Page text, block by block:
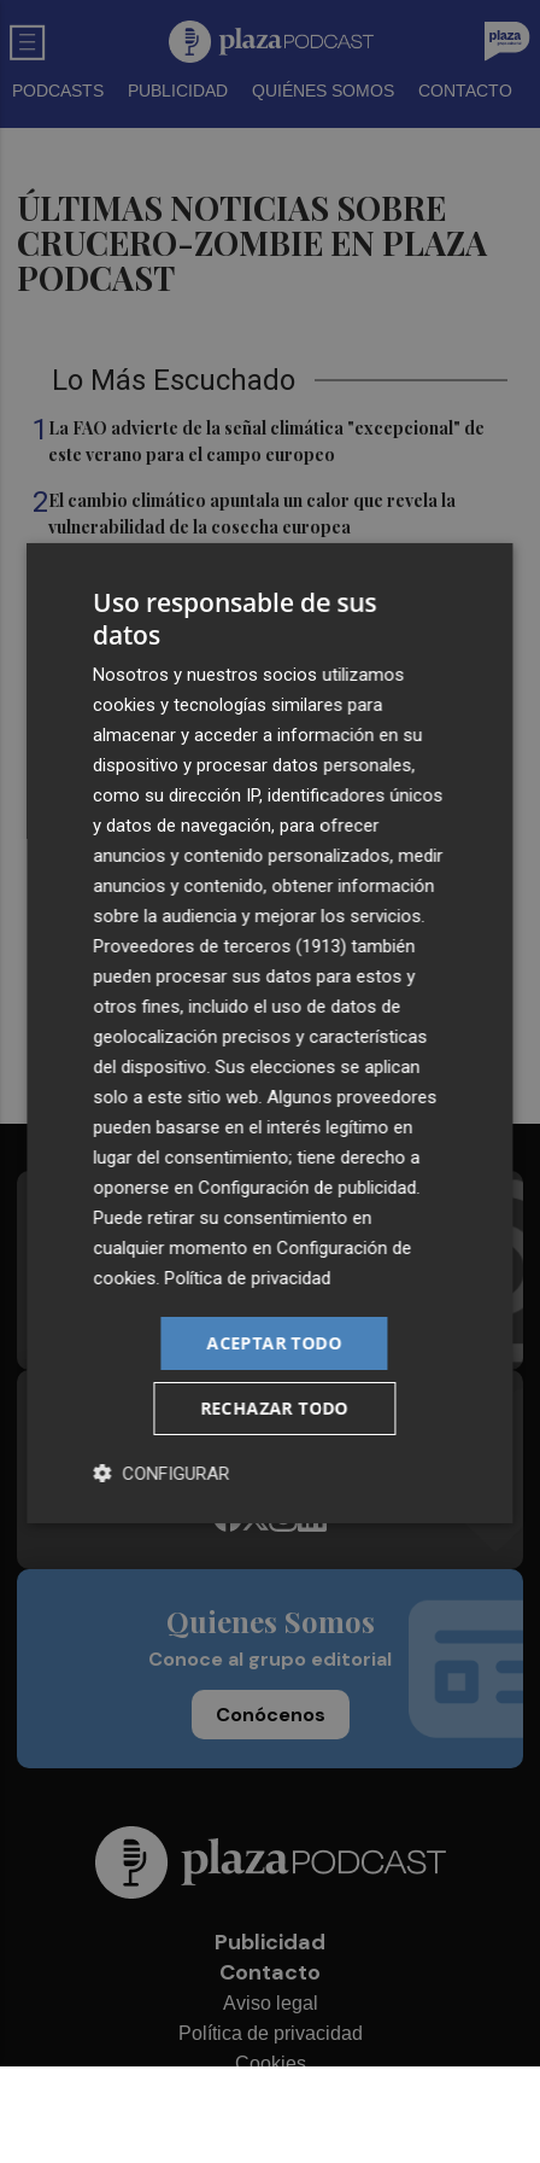
PODCASTS PUBLICIDAD QUIÉNES SOMOS CONTACTO
ÚLTIMAS NOTICIAS SOBRE
CRUCERO-ZOMBIE EN PLAZA
PODCAST
Lo Más Escuchado
1 La FAO advierte de la señal climática "excepcional" de
este verano para el campo europeo
2El cambio climático apuntala un calor que revela la
vulnerabilidad de la cosecha europea
que pasó entre julio de 2023 y marzo de 2024
El CACV destaca la "credibilidad alcanzada" y la
creación de nuevas cátedras en su primer mandato
Diakhaby: “La afición debe estar más unida con el club y
con nosotros”
Recibe toda la actualidad de
Plaza Podcast en tu correo
Quiero suscribirme
Suscríbete al Boletín
Todos los días a primera hora en tu email
¡Quiero suscribirme!
Síguenos en redes
Plaza Podcast, desde cualquier medio
Quienes Somos
Conoce al grupo editorial
Conócenos
Publicidad
Contacto
Aviso legal
Política de privacidad
Cookies
Uso responsable de sus
datos
Nosotros y nuestros socios utilizamos
cookies y tecnologías similares para
almacenar y acceder a información en su
dispositivo y procesar datos personales,
como su dirección IP, identificadores únicos
y datos de navegación, para ofrecer
anuncios y contenido personalizados, medir
anuncios y contenido, obtener información
sobre la audiencia y mejorar los servicios.
Proveedores de terceros (1913) también
pueden procesar sus datos para estos y
otros fines, incluido el uso de datos de
geolocalización precisos y características
del dispositivo. Sus elecciones se aplican
solo a este sitio web. Algunos proveedores
pueden basarse en el interés legítimo en
lugar del consentimiento; tiene derecho a
oponerse enConfiguración de publicidad.
Puede retirar su consentimiento en
cualquier momento enConfiguración de
cookies.Política de privacidad
ACEPTAR TODO
RECHAZAR TODO
CONFIGURAR